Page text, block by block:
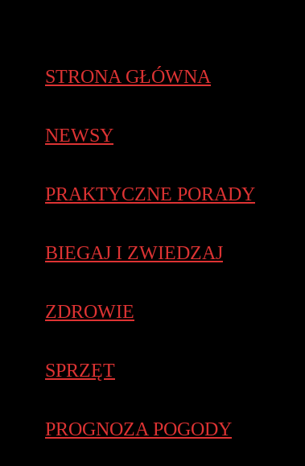
STRONA GŁÓWNA
NEWSY
PRAKTYCZNE PORADY
BIEGAJ I ZWIEDZAJ
ZDROWIE
SPRZĘT
PROGNOZA POGODY